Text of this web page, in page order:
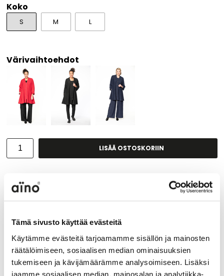
Tämä sivusto käyttää evästeitä
Käytämme evästeitä tarjoamamme sisällön ja mainosten
räätälöimiseen, sosiaalisen median ominaisuuksien
tukemiseen ja kävijämäärämme analysoimiseen. Lisäksi
jaamme sosiaalisen median, mainosalan ja analytiikka-
Koko
S M L
Värivaihtoehdot
LISÄÄ OSTOSKORIIN
Tuotekuvaus
hihat, väljä helma, vetoketju, v-pääntie ja
sivusaumataskut. Waves on ylellinen viskoositrikoo, jonka
pintaa koristavat struktuurilaineet.